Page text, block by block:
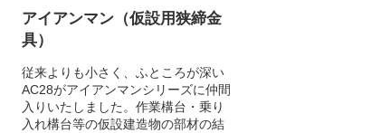
アイアンマン（仮設用狭締金
具）
従来よりも小さく、ふところが深い
AC28がアイアンマンシリーズに仲間
入りいたしました。作業構台・乗り
入れ構台等の仮設建造物の部材の結